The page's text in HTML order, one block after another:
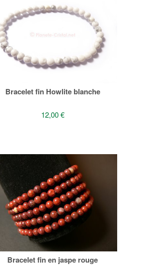
Bracelet fin Howlite blanche
12,00 €
Bracelet fin en jaspe rouge